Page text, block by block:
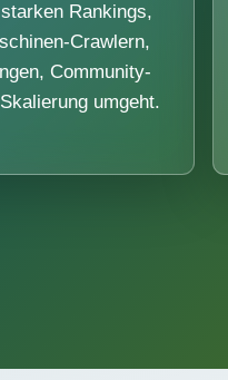
Rankings,
Crawlern,
Community-
umgeht.